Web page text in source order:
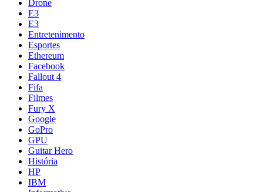
Drone
E3
E3
Entretenimento
Esportes
Ethereum
Facebook
Fallout 4
Fifa
Filmes
Fury X
Google
GoPro
GPU
Guitar Hero
História
HP
IBM